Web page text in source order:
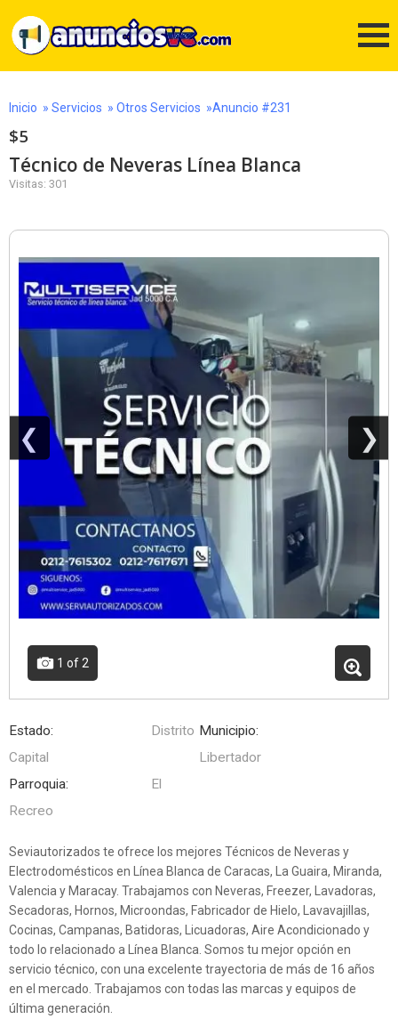
Inicio » Servicios » Otros Servicios »Anuncio #231
$5
Técnico de Neveras Línea Blanca
Visitas: 301
❮ ❯
1 of 2
Estado:
Distrito
Capital
Municipio:
Libertador
Parroquia:
El
Recreo
Seviautorizados te ofrece los mejores Técnicos de Neveras y
Electrodomésticos en Línea Blanca de Caracas, La Guaira, Miranda,
Valencia y Maracay. Trabajamos con Neveras, Freezer, Lavadoras,
Secadoras, Hornos, Microondas, Fabricador de Hielo, Lavavajillas,
Cocinas, Campanas, Batidoras, Licuadoras, Aire Acondicionado y
todo lo relacionado a Línea Blanca. Somos tu mejor opción en
servicio técnico, con una excelente trayectoria de más de 16 años
en el mercado. Trabajamos con todas las marcas y equipos de
última generación.